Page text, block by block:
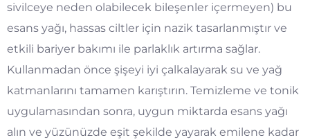
sivilceye neden olabilecek bileşenler içermeyen) bu
esans yağı, hassas ciltler için nazik tasarlanmıştır ve
etkili bariyer bakımı ile parlaklık artırma sağlar.
Kullanmadan önce şişeyi iyi çalkalayarak su ve yağ
katmanlarını tamamen karıştırın. Temizleme ve tonik
uygulamasından sonra, uygun miktarda esans yağı
alın ve yüzünüzde eşit şekilde yayarak emilene kadar